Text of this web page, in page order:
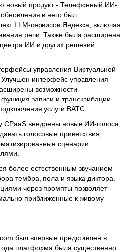
новый продукт - Телефонный ИИ-
в него был
LLM-сервисов Яндекса, включая
речи. Также была расширена
ИИ и других решений
управления Виртуальной
интерфейс управления
возможности
записи и транскрибации
услуги ВАТС.
CPaaS внедрены новые ИИ-голоса,
голосовые приветствия,
сценарии
более естественным звучанием
тембра, пола и языка диктора.
через промпты позволяет
приближенные к живому
был впервые представлен в
платформа была существенно